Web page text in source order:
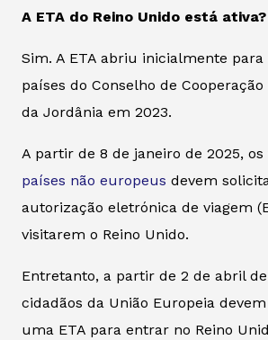
A ETA do Reino Unido está ativa?
Sim. A ETA abriu inicialmente para
países do Conselho de Cooperação
da Jordânia em 2023.
A partir de 8 de janeiro de 2025, os
países não europeus devem
autorização eletrónica de viagem
visitarem o Reino Unido.
Entretanto, a partir de 2 de abril de
cidadãos da União Europeia
uma ETA para entrar no Reino